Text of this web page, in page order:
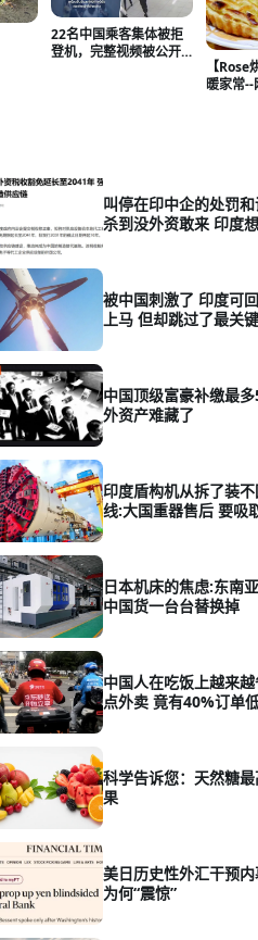
22名中国乘客集体被拒
登机，完整视频被公开
【
暖家常--
叫停在印中企的处罚
杀到没外资敢来 印度
被中国刺激了 印度可
上马 但却跳过了最关
中国顶级富豪补缴最
外资产难藏了
印度盾构机从拆了装
线:大国重器售后 要吸
日本机床的焦虑:东南
中国货一台台替换掉
中国人在吃饭上越来
点外卖 竟有40%订单
科学告诉您：天然糖
果
美日历史性外汇干预
为何“震惊”